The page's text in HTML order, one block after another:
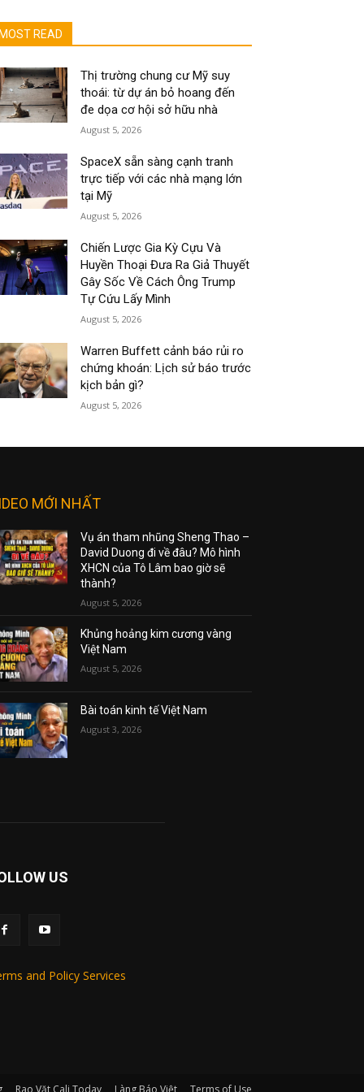
MOST READ
Thị trường chung cư Mỹ suy
thoái: từ dự án bỏ hoang đến
đe dọa cơ hội sở hữu nhà
August 5, 2026
SpaceX sẵn sàng cạnh tranh
trực tiếp với các nhà mạng lớn
tại Mỹ
August 5, 2026
Chiến Lược Gia Kỳ Cựu Và
Huyền Thoại Đưa Ra Giả Thuyết
Gây Sốc Về Cách Ông Trump
Tự Cứu Lấy Mình
August 5, 2026
Warren Buffett cảnh báo rủi ro
chứng khoán: Lịch sử báo trước
kịch bản gì?
August 5, 2026
MỚI NHẤT
Vụ án tham nhũng Sheng Thao –
David Duong đi về đâu? Mô hình
XHCN của Tô Lâm bao giờ sẽ
thành?
August 5, 2026
Khủng hoảng kim cương vàng
Việt Nam
August 5, 2026
Bài toán kinh tế Việt Nam
August 3, 2026
US
and Policy Services
Rao Vặt Cali Today Làng Báo Việt Terms of Use